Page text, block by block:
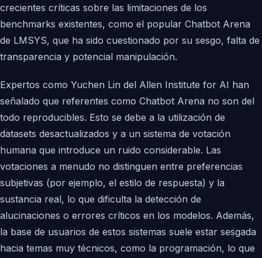
crecientes críticas sobre las limitaciones de los
benchmarks existentes, como el popular Chatbot Arena
de LMSYS, que ha sido cuestionado por su sesgo, falta de
transparencia y potencial manipulación.
Expertos como Yuchen Lin del Allen Institute for AI han
señalado que referentes como Chatbot Arena no son del
todo reproducibles. Esto se debe a la utilización de
datasets desactualizados y a un sistema de votación
humana que introduce un ruido considerable. Las
votaciones a menudo no distinguen entre preferencias
subjetivas (por ejemplo, el estilo de respuesta) y la
sustancia real, lo que dificulta la detección de
alucinaciones o errores críticos en los modelos. Además,
la base de usuarios de estos sistemas suele estar sesgada
hacia temas muy técnicos, como la programación, lo que